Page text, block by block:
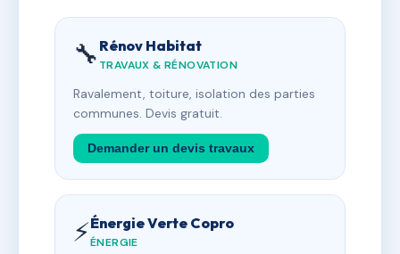
🔧 Rénov Habitat
TRAVAUX & RÉNOVATION
Ravalement, toiture, isolation des parties
communes. Devis gratuit.
Demander un devis travaux
⚡Énergie Verte Copro
ÉNERGIE